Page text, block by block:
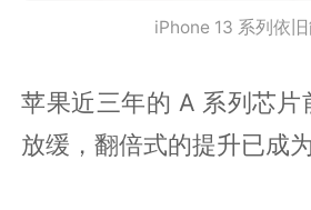
iPhone 13 系列依
苹果近三年的 A 系列芯片
放缓，翻倍式的提升已成为